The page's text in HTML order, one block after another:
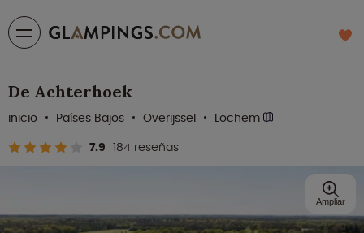
De Achterhoek
7.9 184 reseñas
inicio Países Bajos Overijssel Lochem
Ampliar